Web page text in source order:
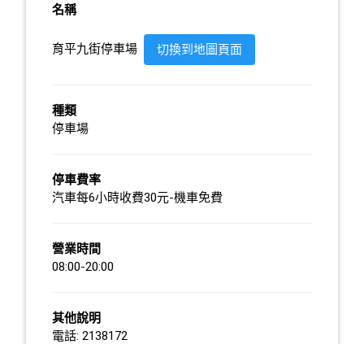
名稱
育平九街停車場 切換到地圖頁面
種類
停車場
停車費率
汽車每6小時收費30元-機車免費
營業時間
08:00-20:00
其他說明
電話: 2138172